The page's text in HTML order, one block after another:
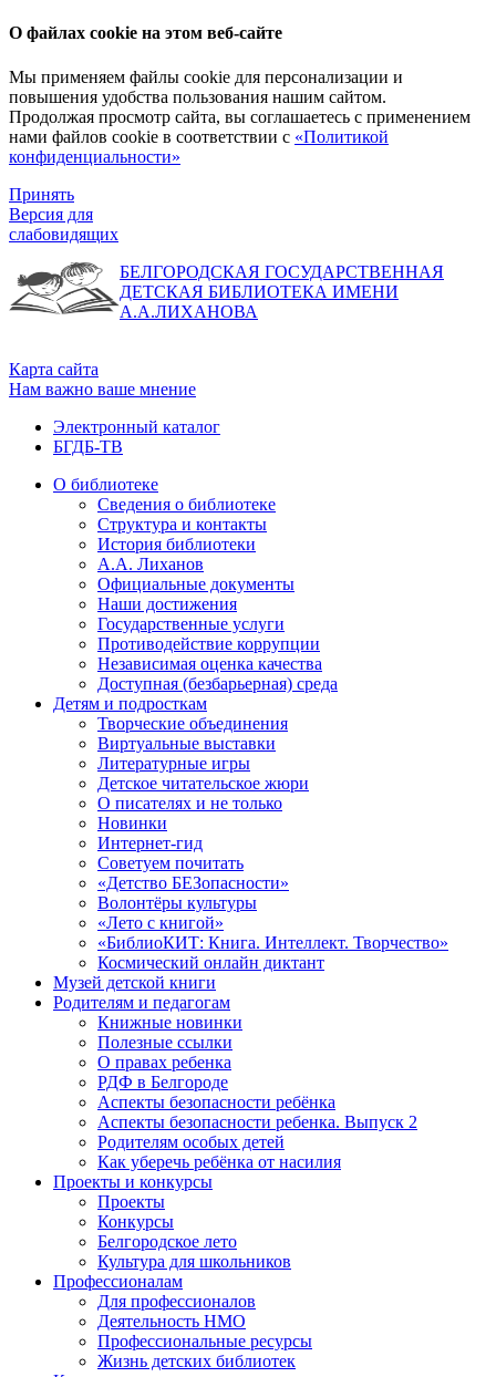
О файлах cookie на этом веб-сайте
Мы применяем файлы cookie для персонализации и
повышения удобства пользования нашим сайтом.
Продолжая просмотр сайта, вы соглашаетесь с применением
нами файлов cookie в соответствии с «Политикой
конфиденциальности»
Принять
Версия для
слабовидящих
БЕЛГОРОДСКАЯ ГОСУДАРСТВЕННАЯ
ДЕТСКАЯ БИБЛИОТЕКА ИМЕНИ
А.А.ЛИХАНОВА
Карта сайта
Нам важно ваше мнение
Электронный каталог
БГДБ-ТВ
О библиотеке
Сведения о библиотеке
Структура и контакты
История библиотеки
А.А. Лиханов
Официальные документы
Наши достижения
Государственные услуги
Противодействие коррупции
Независимая оценка качества
Доступная (безбарьерная) среда
Детям и подросткам
Творческие объединения
Виртуальные выставки
Литературные игры
Детское читательское жюри
О писателях и не только
Новинки
Интернет-гид
Советуем почитать
«Детство БЕЗопасности»
Волонтёры культуры
«Лето с книгой»
«БиблиоКИТ: Книга. Интеллект. Творчество»
Космический онлайн диктант
Музей детской книги
Родителям и педагогам
Книжные новинки
Полезные ссылки
О правах ребенка
РДФ в Белгороде
Аспекты безопасности ребёнка
Аспекты безопасности ребенка. Выпуск 2
Родителям особых детей
Как уберечь ребёнка от насилия
Проекты и конкурсы
Проекты
Конкурсы
Белгородское лето
Культура для школьников
Профессионалам
Для профессионалов
Деятельность НМО
Профессиональные ресурсы
Жизнь детских библиотек